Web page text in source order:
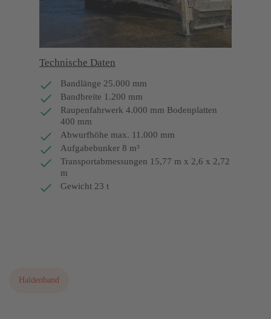
Technische Daten
Bandlänge 25.000 mm
Bandbreite 1.200 mm
Raupenfahrwerk 4.000 mm Bodenplatten
400 mm
Abwurfhöhe max. 11.000 mm
Aufgabebunker 8 m³
Transportabmessungen 15,77 m x 2,6 x 2,72
m
Gewicht 23 t
Haldenband